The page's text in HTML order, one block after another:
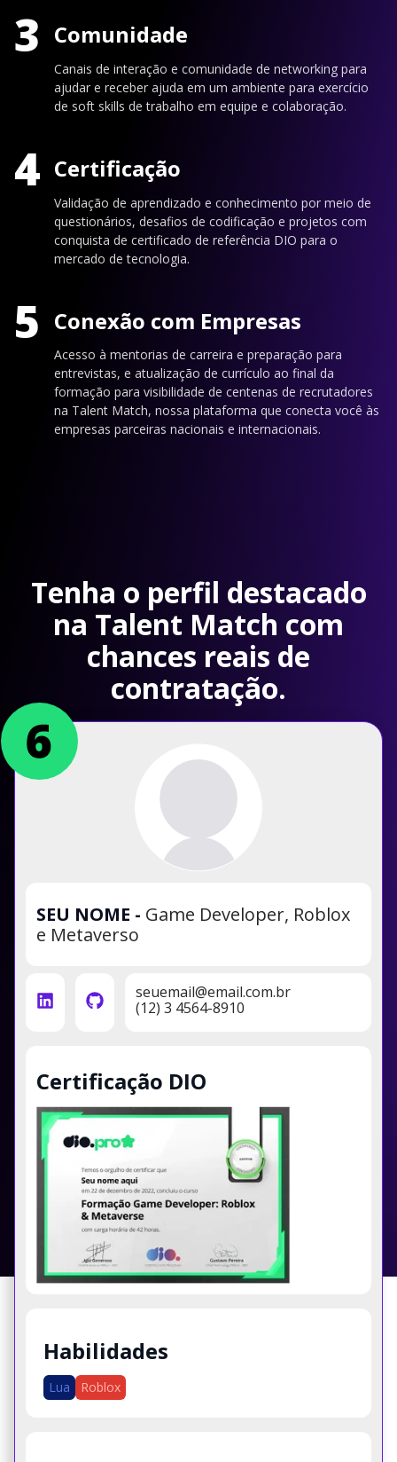
3 Comunidade
Canais de interação e comunidade de networking para
ajudar e receber ajuda em um ambiente para exercício
de soft skills de trabalho em equipe e colaboração.
4 Certificação
Validação de aprendizado e conhecimento por meio de
questionários, desafios de codificação e projetos com
conquista de certificado de referência DIO para o
mercado de tecnologia.
5 Conexão com Empresas
Acesso à mentorias de carreira e preparação para
entrevistas, e atualização de currículo ao final da
formação para visibilidade de centenas de recrutadores
na Talent Match, nossa plataforma que conecta você às
empresas parceiras nacionais e internacionais.
Tenha o perfil destacado
na Talent Match com
chances reais de
contratação.
SEU NOME - Game Developer, Roblox
e Metaverso
seuemail@email.com.br
(12) 3 4564-8910
Certificação DIO
Habilidades
Lua Roblox